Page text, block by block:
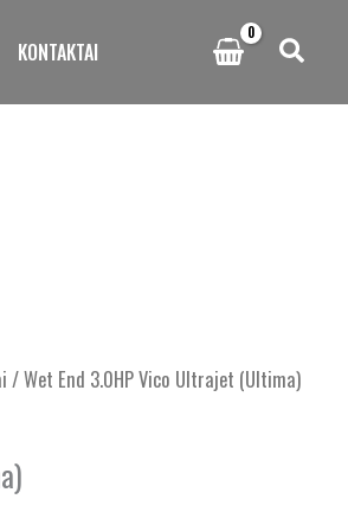
KONTAKTAI
/ Wet End 3.0HP Vico Ultrajet (Ultima)